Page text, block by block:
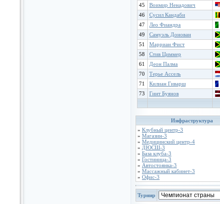
45
Воимир Ненадович
46
Сусил Кандаби
47
Лео Фиандра
49
Самуэль Донован
51
Марриан Фист
58
Стив Циммер
61
Деон Палма
70
Терье Ассель
71
Килиан Гиварш
73
Гинт Буянов
Инфраструктура
» Клубный центр-3
» Магазин-3
» Медицинский центр-4
» ДЮСШ-3
» База клуба-3
» Гостиница-3
» Автостоянка-3
» Массажный кабинет-3
» Офис-3
Турнир